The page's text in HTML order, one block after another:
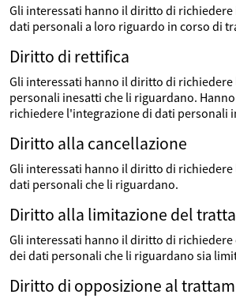
Gli interessati hanno il diritto di
dati personali a loro riguardo in corso di
Diritto di rettifica
Gli interessati hanno il diritto di
personali inesatti che li riguardano.
richiedere l'integrazione di dati personali
Diritto alla cancellazione
Gli interessati hanno il diritto di richiedere
dati personali che li riguardano.
Diritto alla limitazione del
Gli interessati hanno il diritto di
dei dati personali che li riguardano sia
Diritto di opposizione al